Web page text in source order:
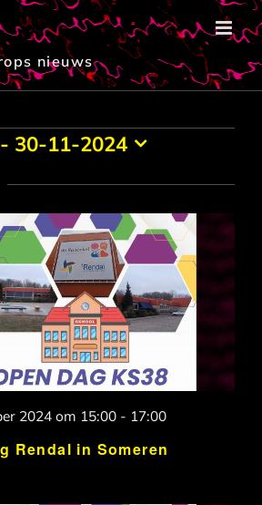
nieuws
- 30-11-2024
Rendal in Someren
2024 om 15:00 - 17:00